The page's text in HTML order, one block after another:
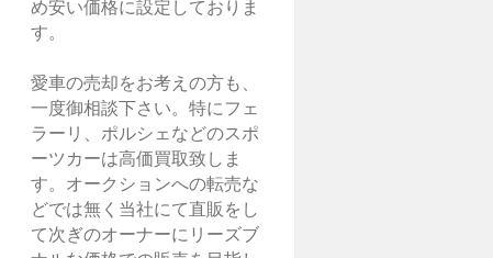
め安い価格に設定しておりま
す。
愛車の売却をお考えの方も、
一度御相談下さい。特にフェ
ラーリ、ポルシェなどのスポ
ーツカーは高価買取致しま
す。オークションへの転売な
どでは無く当社にて直販をし
て次ぎのオーナーにリーズブ